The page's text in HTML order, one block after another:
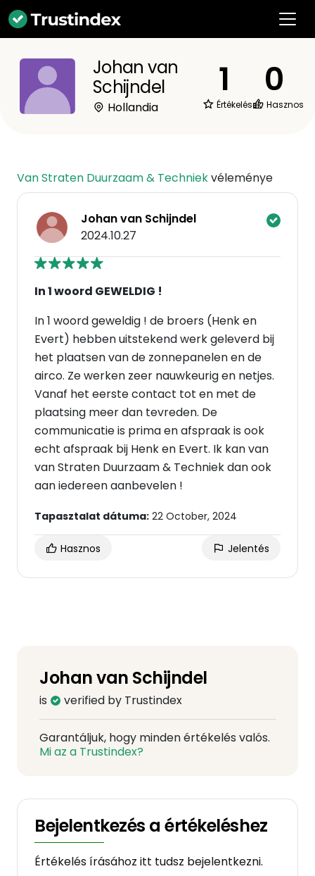
Johan van
Schijndel
Hollandia
1
Értékelések
0
Hasznos
Van Straten Duurzaam & Techniekvéleménye
Johan van Schijndel
2024.10.27
In 1 woord GEWELDIG !
In 1 woord geweldig ! de broers (Henk en
Evert) hebben uitstekend werk geleverd bij
het plaatsen van de zonnepanelen en de
airco. Ze werken zeer nauwkeurig en netjes.
Vanaf het eerste contact tot en met de
plaatsing meer dan tevreden. De
communicatie is prima en afspraak is ook
echt afspraak bij Henk en Evert. Ik kan van
van Straten Duurzaam & Techniek dan ook
aan iedereen aanbevelen !
Tapasztalat dátuma: 22 October, 2024
Hasznos Jelentés
Johan van Schijndel
is verified by Trustindex
Garantáljuk, hogy minden értékelés valós.
Mi az a Trustindex?
Bejelentkezés a értékeléshez
Értékelés írásához itt tudsz bejelentkezni.